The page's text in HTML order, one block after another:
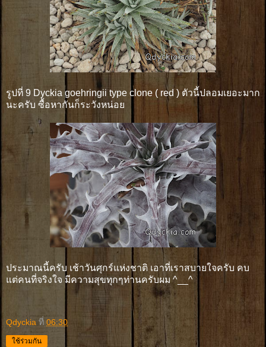
รูปที่ 9 Dyckia goehringii type clone ( red ) ตัวนี้ปลอมเยอะมาก
นะครับ ซื้อหากันก็ระวังหน่อย
ประมาณนี้ครับ เช้าวันศุกร์แห่งชาติ เอาที่เราสบายใจครับ คบ
แต่คนที่จริงใจ มีความสุขทุกๆท่านครับผม ^__^
Qdyckia ที่ 06:30
ใช้ร่วมกัน